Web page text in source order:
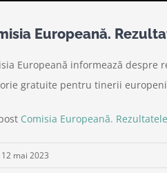
Europeană.
Europeană informează
gratuite pentru tinerii
Comisia Europeană.
12 mai 2023